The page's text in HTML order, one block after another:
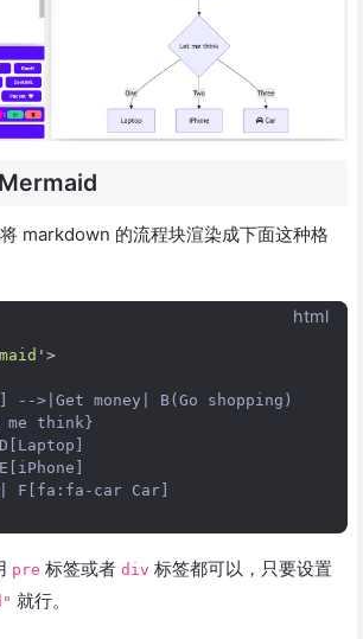
markdown 的流程块渲染成下面这种格
html
>
-->|Get money| B(Go shopping)
me think}
pre 标签或者 div 标签都可以，只要设置
就行。